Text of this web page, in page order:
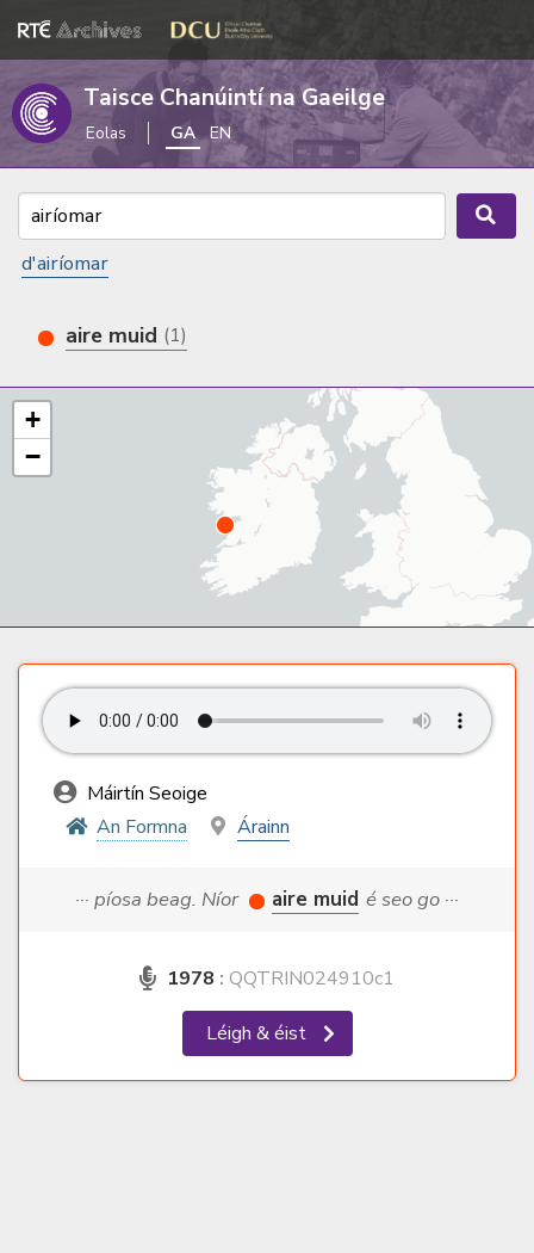
Taisce Chanúintí na Gaeilge
Eolas GA EN
d'airíomar
aire muid (1)
+
−
Máirtín Seoige
An Formna
Árainn
··· píosa beag. Níor aire muid é seo go ···
1978 : QQTRIN024910c1
Léigh & éist